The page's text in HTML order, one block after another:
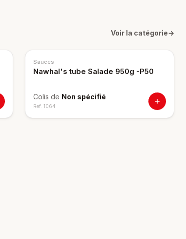
Voir la catégorie→
Sauces
Nawhal's tube Salade 950g -P50
Colis de Non spécifié
Ref. 1064